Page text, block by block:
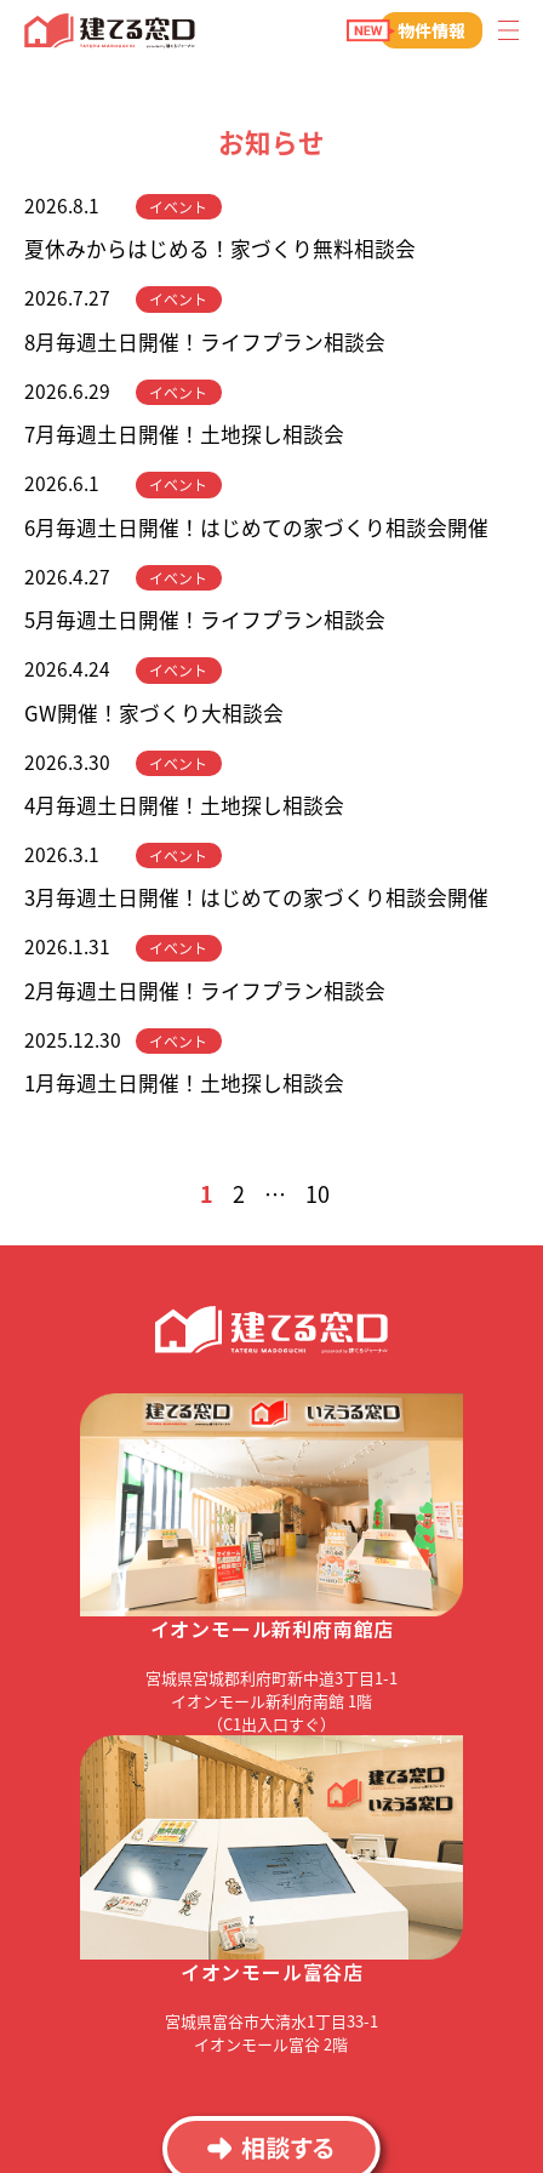
物件情報
お知らせ
2026.8.1 イベント
夏休みからはじめる！家づくり無料相談会
2026.7.27 イベント
8月毎週土日開催！ライフプラン相談会
2026.6.29 イベント
7月毎週土日開催！土地探し相談会
2026.6.1 イベント
6月毎週土日開催！はじめての家づくり相談会開催
2026.4.27 イベント
5月毎週土日開催！ライフプラン相談会
2026.4.24 イベント
GW開催！家づくり大相談会
2026.3.30 イベント
4月毎週土日開催！土地探し相談会
2026.3.1 イベント
3月毎週土日開催！はじめての家づくり相談会開催
2026.1.31 イベント
2月毎週土日開催！ライフプラン相談会
2025.12.30 イベント
1月毎週土日開催！土地探し相談会
1 2 … 10
イオンモール新利府南館店
宮城県宮城郡利府町新中道3丁目1-1
イオンモール新利府南館 1階
（C1出入口すぐ）
イオンモール富谷店
宮城県富谷市大清水1丁目33-1
イオンモール富谷 2階